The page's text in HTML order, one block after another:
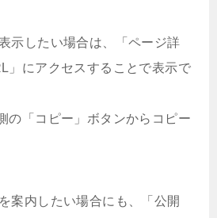
示したい場合は、「ページ詳
」にアクセスすることで表示で
の「コピー」ボタンからコピー
案内したい場合にも、「公開